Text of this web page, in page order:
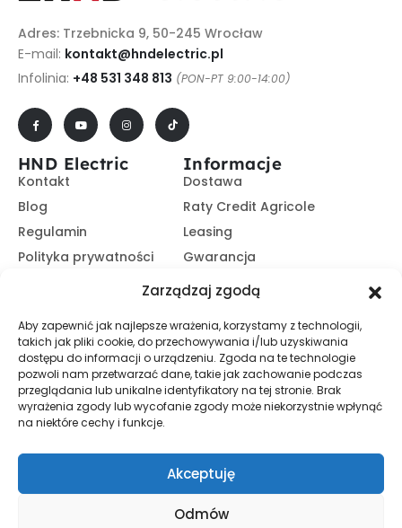
Zarządzaj zgodą
Aby zapewnić jak najlepsze wrażenia, korzystamy z technologii,
takich jak pliki cookie, do przechowywania i/lub uzyskiwania
dostępu do informacji o urządzeniu. Zgoda na te technologie
pozwoli nam przetwarzać dane, takie jak zachowanie podczas
przeglądania lub unikalne identyfikatory na tej stronie. Brak
wyrażenia zgody lub wycofanie zgody może niekorzystnie wpłynąć
na niektóre cechy i funkcje.
Akceptuję
Odmów
Adres: Trzebnicka 9, 50-245 Wrocław
E-mail: kontakt@hndelectric.pl
Infolinia: +48 531 348 813 (PON-PT 9:00-14:00)
HND Electric
Kontakt
Blog
Regulamin
Polityka prywatności
Informacje
Dostawa
Raty Credit Agricole
Leasing
Gwarancja
14 dni na zwrot
Program partnerski
Zasubskrybuj nasz Newsletter
Zapisz Się
© HND Electric. 2025 - Wszelkie prawa zastrzeżone